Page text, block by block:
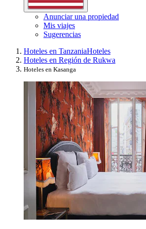
Anunciar una propiedad
Mis viajes
Sugerencias
Hoteles en TanzaniaHoteles
Hoteles en Región de Rukwa
Hoteles en Kasanga